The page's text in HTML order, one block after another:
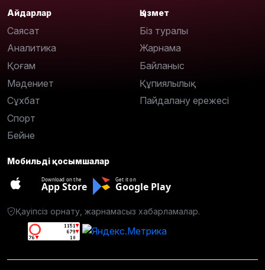
Айдарлар
Саясат
Аналитика
Қоғам
Мәдениет
Сұхбат
Спорт
Бейне
Қызмет
Біз туралы
Жарнама
Байланыс
Құпиялылық
Пайдалану ережесі
Мобильді қосымшалар
Download on the
App Store
Get it on
Google Play
Қауіпсіз орнату, жарнамасыз хабарламалар.